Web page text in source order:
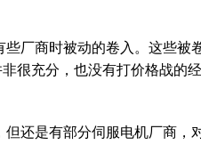
商时被动的卷入。这些被卷
很充分，也没有打价格战的
是有部分伺服电机厂商，对